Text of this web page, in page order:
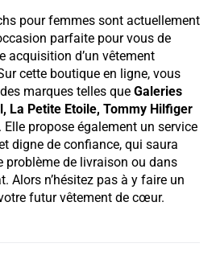
pour femmes sont actuellement
parfaite pour vous de
acquisition d’un vêtement
cette boutique en ligne, vous
marques telles que Galeries
La Petite Etoile, Tommy Hilfiger
Elle propose également un service
digne de confiance, qui saura
problème de livraison ou dans
Alors n’hésitez pas à y faire un
futur vêtement de cœur.